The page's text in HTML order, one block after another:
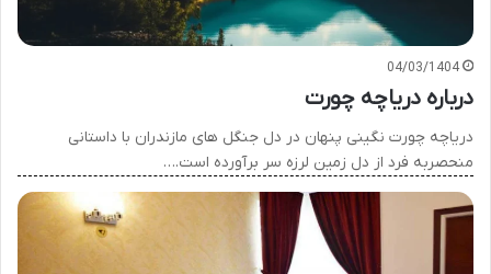
04/03/1404
درباره دریاچه چورت
دریاچه چورت نگینی پنهان در دل جنگل های مازندران با داستانی
منحصربه فرد از دل زمین لرزه سر برآورده است.…